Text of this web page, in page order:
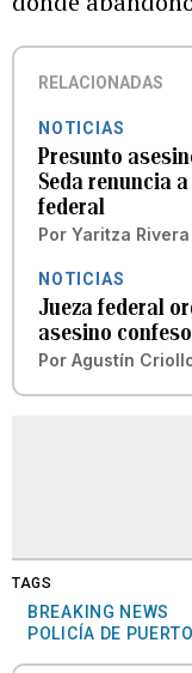
RELACIONADAS
NOTICIAS
Presunto
Seda renuncia
federal
Por Yaritza
NOTICIAS
Jueza federal
asesino
Por Agustín
TAGS
BREAKING NEWS
POLICÍA DE